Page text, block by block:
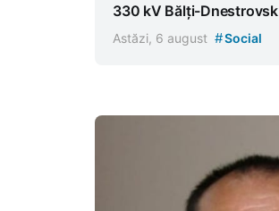
330 kV Bălți-Dnestrovsk
Astăzi, 6 august #Social